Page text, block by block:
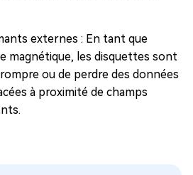
externes : En tant que
magnétique, les disquettes sont
ou de perdre des données
à proximité de champs